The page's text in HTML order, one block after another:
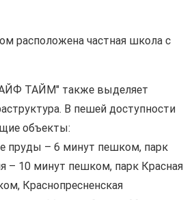
расположена частная школа с
ТАЙМ" также выделяет
В пешей доступности
объекты:
пруды – 6 минут пешком, парк
– 10 минут пешком, парк Красная
Краснопресненская